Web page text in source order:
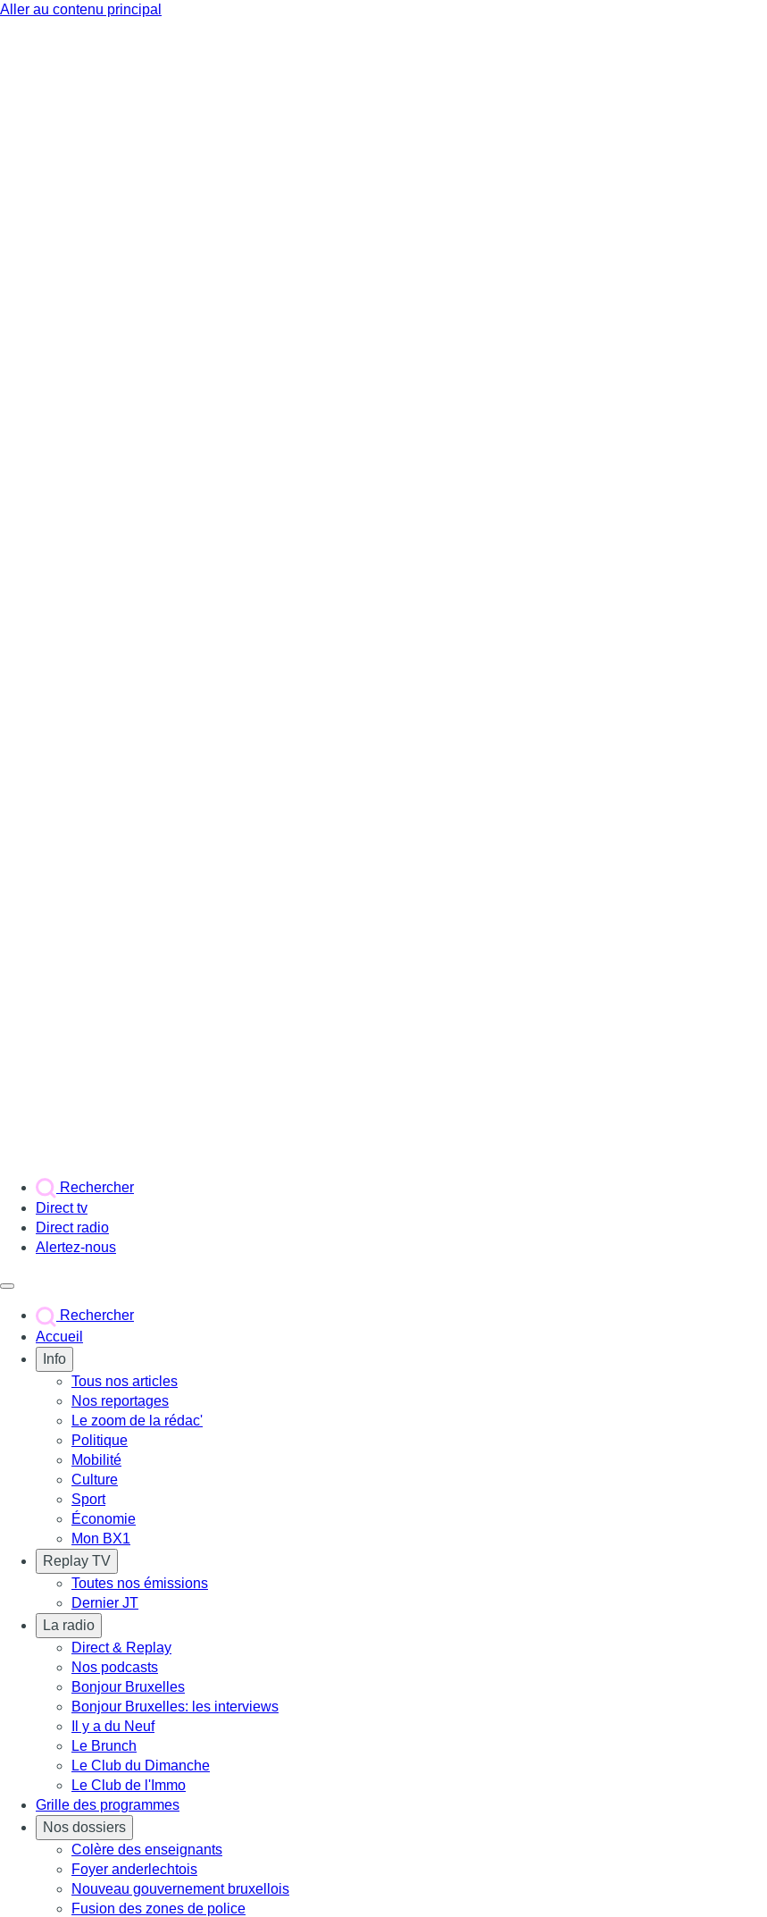
Aller au contenu principal
Rechercher
Direct tv
Direct radio
Alertez-nous
Rechercher
Accueil
Info
Tous nos articles
Nos reportages
Le zoom de la rédac'
Politique
Mobilité
Culture
Sport
Économie
Mon BX1
Replay TV
Toutes nos émissions
Dernier JT
La radio
Direct & Replay
Nos podcasts
Bonjour Bruxelles
Bonjour Bruxelles: les interviews
Il y a du Neuf
Le Brunch
Le Club du Dimanche
Le Club de l'Immo
Grille des programmes
Nos dossiers
Colère des enseignants
Foyer anderlechtois
Nouveau gouvernement bruxellois
Fusion des zones de police